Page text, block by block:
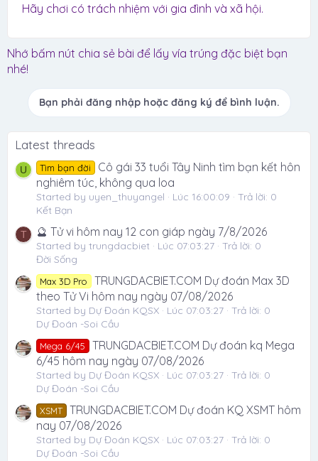
Hãy chơi có trách nhiệm với gia đình và xã hội.
Nhớ bấm nút chia sẻ bài để lấy vía trúng đặc biệt bạn
nhé!
Bạn phải đăng nhập hoặc đăng ký để bình luận.
Latest threads
U Tìm bạn đời
Cô gái 33 tuổi Tây Ninh tìm bạn kết hôn
nghiêm túc, không qua loa
Started by uyen_thuyangel Lúc 16:00:09
Trả lời: 0
Kết Bạn
T 🔮 Tử vi hôm nay 12 con giáp ngày 7/8/2026
Started by trungdacbiet Lúc 07:03:27
Trả lời: 0
Đời Sống
Max 3D Pro
TRUNGDACBIET.COM Dự đoán Max 3D
theo Tử Vi hôm nay ngày 07/08/2026
Started by Dự Đoán KQSX Lúc 07:03:27
Trả lời: 0
Dự Đoán -Soi Cầu
Mega 6/45
TRUNGDACBIET.COM Dự đoán kq Mega
6/45 hôm nay ngày 07/08/2026
Started by Dự Đoán KQSX Lúc 07:03:27
Trả lời: 0
Dự Đoán -Soi Cầu
XSMT TRUNGDACBIET.COM Dự đoán KQ XSMT hôm
nay 07/08/2026
Started by Dự Đoán KQSX Lúc 07:03:27
Trả lời: 0
Dự Đoán -Soi Cầu